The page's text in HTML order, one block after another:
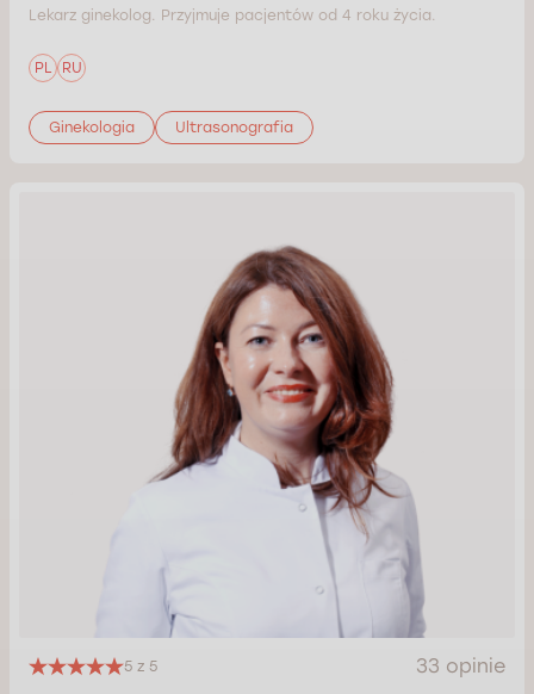
Lekarz ginekolog. Przyjmuje pacjentów od 4 roku życia.
PL RU
Ginekologia Ultrasonografia
5 z 5
33 opinie